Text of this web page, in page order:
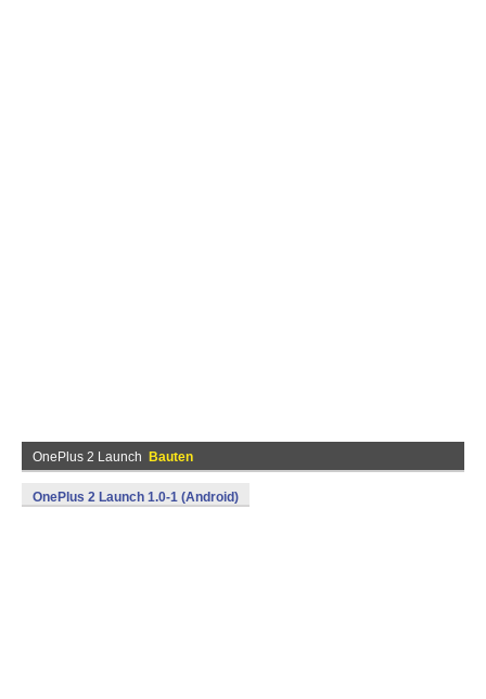
OnePlus 2 Launch Bauten
OnePlus 2 Launch 1.0-1 (Android)